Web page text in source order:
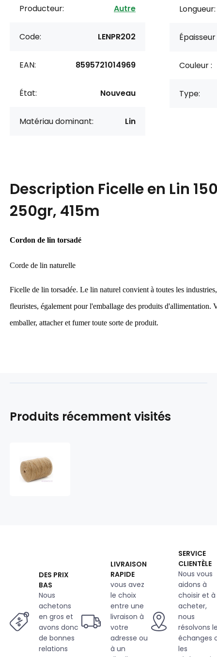
Producteur: Autre
Code: LENPR202
EAN: 8595721014969
État: Nouveau
Matériau dominant: Lin
Longueur:
Couleur :
Type:
Description Ficelle en Lin
250gr, 415m
Cordon de lin torsadé
Corde de lin naturelle
Ficelle de lin torsadée. Le lin naturel convient à toutes les
fleuristes, également pour l'emballage des produits d'allimentation.
emballer, attacher et fumer toute sorte de produit.
Produits récemment visités
DES PRIX
BAS
Nous
achetons
en gros et
avons donc
de bonnes
relations
LIVRAISON
RAPIDE
vous avez
le choix
entre une
livraison à
votre
adresse ou
à un
SERVICE
CLIENTÈLE
Nous vous
aidons à
choisir et à
acheter,
nous
résolvons
échanges
les